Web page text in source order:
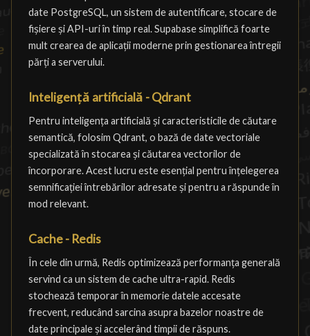
date PostgreSQL, un sistem de autentificare, stocare de
fișiere și API-uri în timp real. Supabase simplifică foarte
mult crearea de aplicații moderne prin gestionarea întregii
părți a serverului.
Inteligență artificială - Qdrant
Pentru inteligența artificială și caracteristicile de căutare
semantică, folosim Qdrant, o bază de date vectoriale
specializată în stocarea și căutarea vectorilor de
încorporare. Acest lucru este esențial pentru înțelegerea
semnificației întrebărilor adresate și pentru a răspunde în
mod relevant.
Cache - Redis
În cele din urmă, Redis optimizează performanța generală
servind ca un sistem de cache ultra-rapid. Redis
stochează temporar în memorie datele accesate
frecvent, reducând sarcina asupra bazelor noastre de
date principale și accelerând timpii de răspuns.